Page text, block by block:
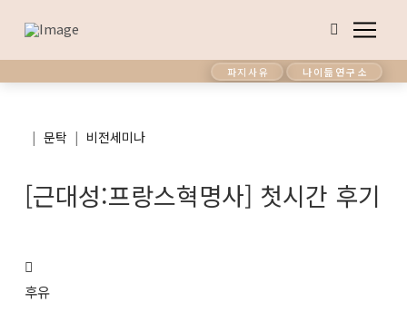
파지사유 나이듦연구소
| 문탁 | 비전세미나
[근대성:프랑스혁명사] 첫시간 후기
후유